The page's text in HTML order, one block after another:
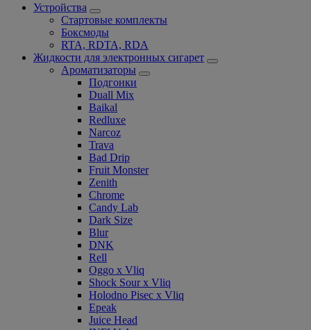
Устройства
Стартовые комплекты
Боксмоды
RTA, RDTA, RDA
Жидкости для электронных сигарет
Ароматизаторы
Подгонки
Duall Mix
Baikal
Redluxe
Narcoz
Trava
Bad Drip
Fruit Monster
Zenith
Chrome
Candy Lab
Dark Size
Blur
DNK
Rell
Oggo x Vliq
Shock Sour x Vliq
Holodno Pisec x Vliq
Epeak
Juice Head